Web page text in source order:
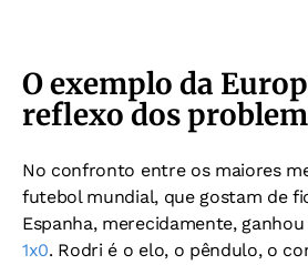
O exemplo da
reflexo dos
No confronto entre os maiores
futebol mundial, que gostam de
Espanha, merecidamente,
1x0. Rodri é o elo, o pêndulo, o